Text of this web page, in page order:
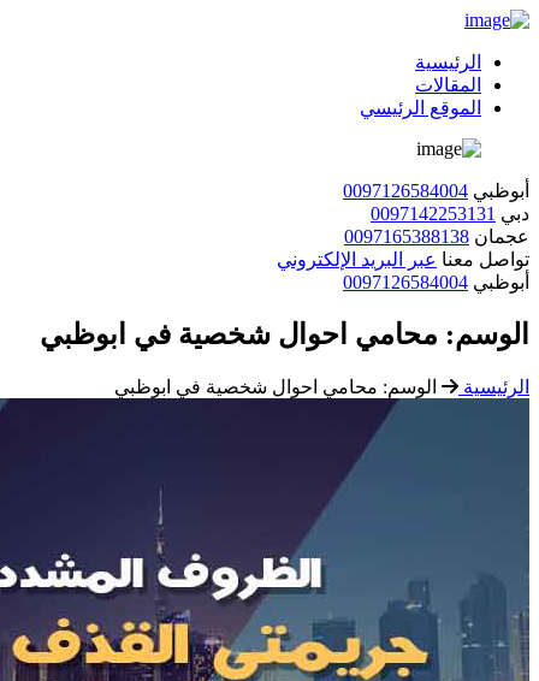
الرئيسية
المقالات
الموقع الرئيسي
أبوظبي 0097126584004
دبي 0097142253131
عجمان 0097165388138
تواصل معنا عبر البريد الإلكتروني
أبوظبي 0097126584004
الوسم: محامي احوال شخصية في ابوظبي
الرئيسية الوسم: محامي احوال شخصية في ابوظبي